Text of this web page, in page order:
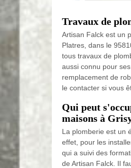
Travaux de
Artisan Falck est un
Platres, dans le
tous travaux de
aussi connu pour
remplacement de
le contacter si vous
Qui peut
maisons à
La plomberie est un
effet, pour les
qui a suivi des
de Artisan Falck. Il